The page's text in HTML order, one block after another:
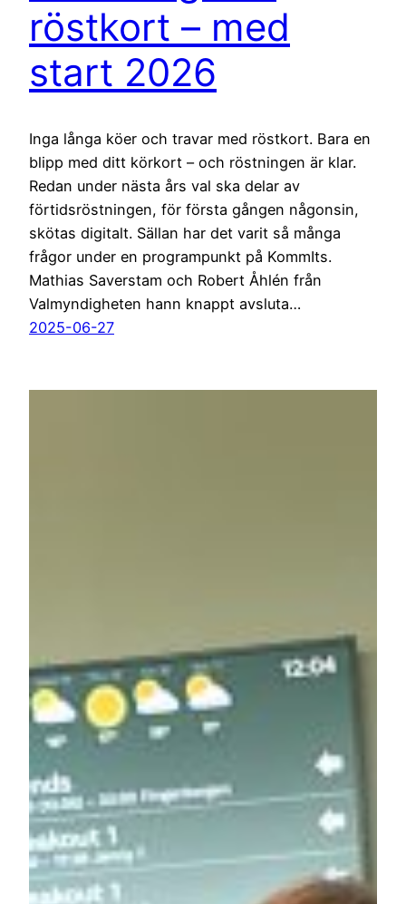
röstkort – med
start 2026
Inga långa köer och travar med röstkort. Bara en
blipp med ditt körkort – och röstningen är klar.
Redan under nästa års val ska delar av
förtidsröstningen, för första gången någonsin,
skötas digitalt. Sällan har det varit så många
frågor under en programpunkt på KommIts.
Mathias Saverstam och Robert Åhlén från
Valmyndigheten hann knappt avsluta…
2025-06-27